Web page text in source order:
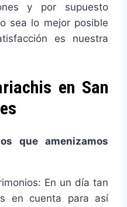
y por supuesto
sea lo mejor posible
es nuestra
en San
que amenizamos
En un día tan
en cuenta para así